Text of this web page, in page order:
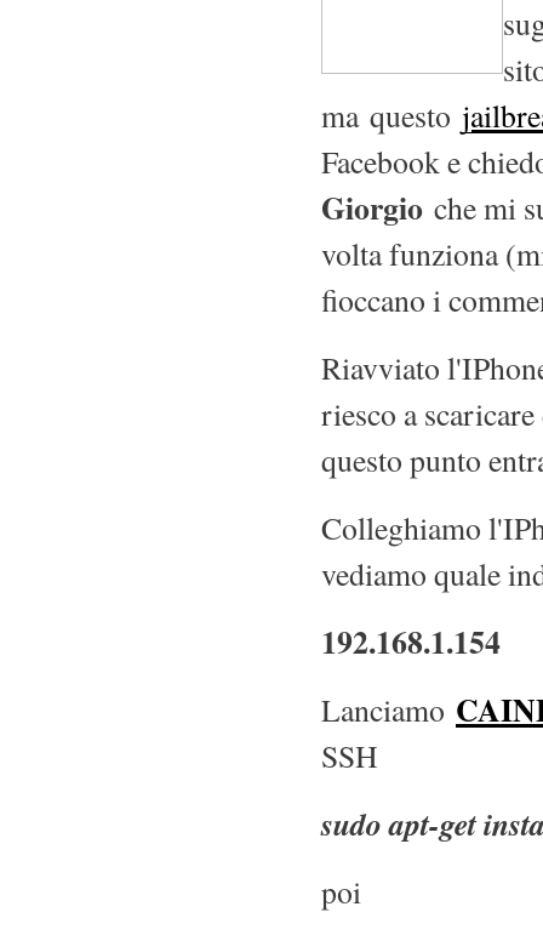
ma questo
Facebook e
Giorgio che mi
volta funziona
fioccano i
Riavviato
riesco a
questo punto
Colleghiamo
vediamo quale
192.168.1.154
Lanciamo
SSH
sudo apt-get
poi